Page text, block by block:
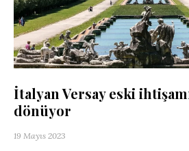
İtalyan Versay eski
dönüyor
19 Mayıs 2023